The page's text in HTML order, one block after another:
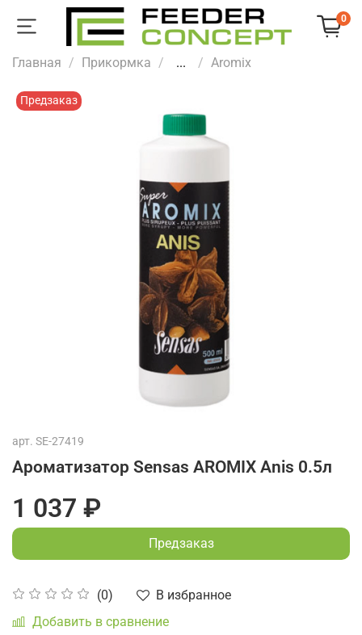
0
Главная Прикормка ... Aromix
Предзаказ
арт. SE-27419
Ароматизатор Sensas AROMIX Anis 0.5л
(0)
В избранное
Добавить в сравнение
1 037 ₽
Предзаказ